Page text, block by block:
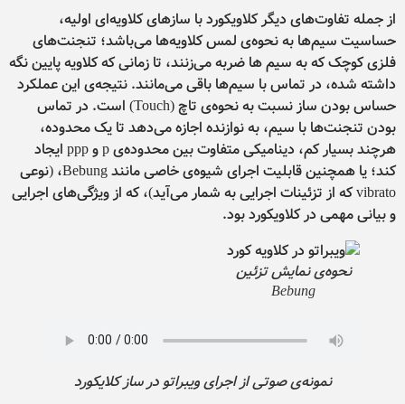
از جمله تفاوت‌های دیگر کلاویکورد با سازهای کلاویه‌ای اولیه،
حساسیت سیم‌ها به نحوه‌ی لمس کلاویه‌ها می‌باشد؛ تنجنت‌های
فلزی کوچک که به سیم ها ضربه می‌زنند، تا زمانی که کلاویه پایین نگه
داشته شده، در تماس با سیم‌ها باقی می‌مانند. نتیجه‌ی این عملکرد
حساس بودن ساز نسبت به نحوه‌ی تاچ (Touch) است. در تماس
بودن تنجنت‌ها با سیم، به نوازنده اجازه می‌دهد تا یک محدوده،
هرچند بسیار کم، دینامیکی متفاوت بین محدوده‌ی p و ppp ایجاد
کند؛ یا همچنین قابلیت اجرای شیوه‌ی خاصی مانند Bebung، (نوعی
vibrato که از تزئینات اجرایی به شمار می‌آید)، که از ویژگی‌های اجرایی
و بیانی مهمی در کلاویکورد بود.
نحوه‌ی نمایش تزئین
Bebung
نمونه‌ی صوتی از اجرای ویبراتو در ساز کلایکورد